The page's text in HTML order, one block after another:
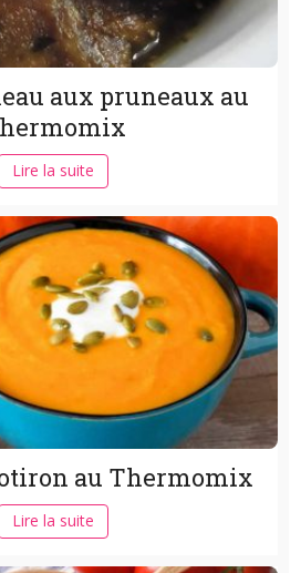
aux pruneaux au
Lire la suite
au Thermomix
Lire la suite